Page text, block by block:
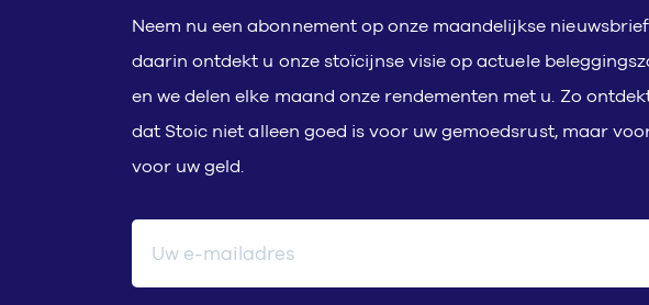
Neem nu een abonnement op onze maandelijkse
daarin ontdekt u onze stoïcijnse visie op actuele
en we delen elke maand onze rendementen met u. Zo
dat Stoic niet alleen goed is voor uw gemoedsrust, maar
voor uw geld.
E-mailadres